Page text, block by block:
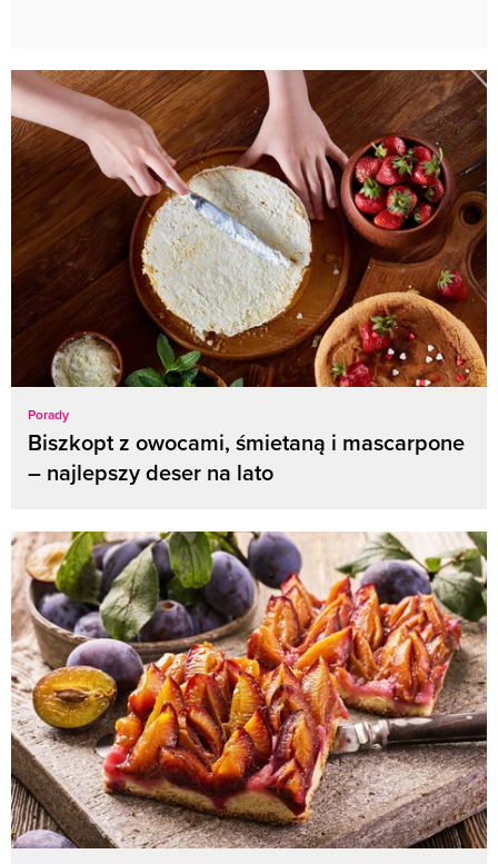
Porady
Biszkopt z owocami, śmietaną i mascarpone
– najlepszy deser na lato